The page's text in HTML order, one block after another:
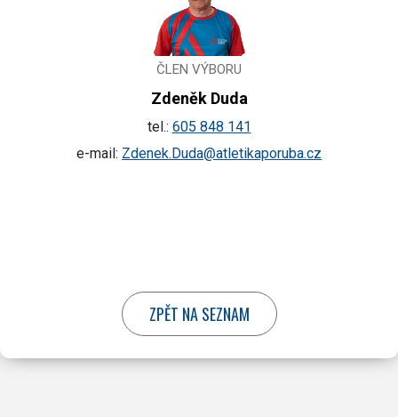
ČLEN VÝBORU
Zdeněk Duda
tel.: 605 848 141
e-mail: Zdenek.Duda@atletikaporuba.cz